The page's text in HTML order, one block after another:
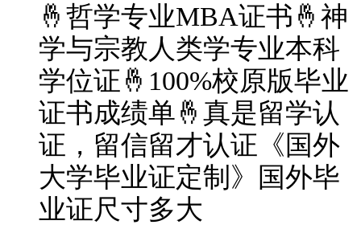
🤞哲学专业MBA证书🤞神
学与宗教人类学专业本科
学位证🤞100%校原版毕业
证书成绩单🤞真是留学认
证，留信留才认证《国外
大学毕业证定制》国外毕
业证尺寸多大